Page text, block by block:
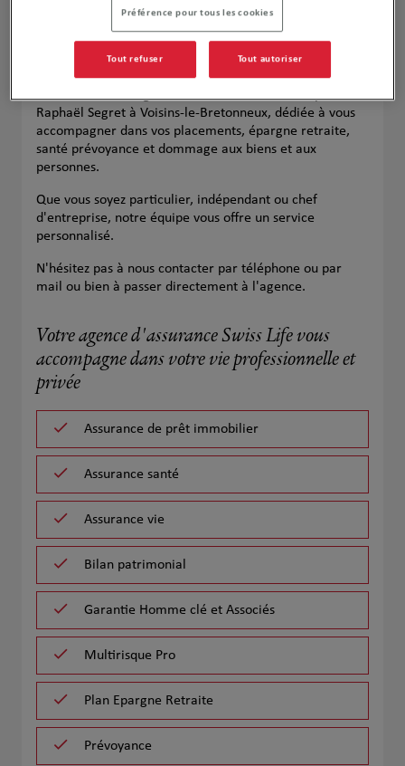
Raphaël Segret à Voisins-le-Bretonneux, dédiée à vous
accompagner dans vos placements, épargne retraite,
santé prévoyance et dommage aux biens et aux
personnes.
Que vous soyez particulier, indépendant ou chef
d'entreprise, notre équipe vous offre un service
personnalisé.
N'hésitez pas à nous contacter par téléphone ou par
mail ou bien à passer directement à l'agence.
Votre agence d'assurance Swiss Life vous
accompagne dans votre vie professionnelle et
privée
Assurance de prêt immobilier
Assurance santé
Assurance vie
Bilan patrimonial
Garantie Homme clé et Associés
Multirisque Pro
Plan Epargne Retraite
Prévoyance
Préférence pour tous les cookies
Tout refuser Tout autoriser